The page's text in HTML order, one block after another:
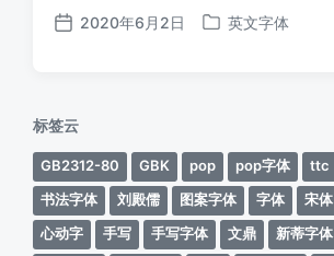
发
2020年6月2日
发
英文字体
标签云
GB2312-80 GBK pop pop字体 ttc
书法字体
刘殿儒 图案字体 字体 宋体
心动字
手写 手写字体 文鼎 新蒂字体